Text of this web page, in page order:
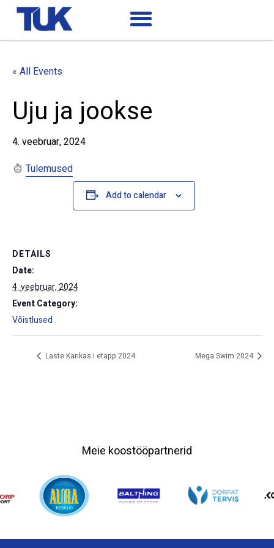
« All Events
Uju ja jookse
4. veebruar, 2024
Tulemused
Add to calendar
DETAILS
Date:
4. veebruar, 2024
Event Category:
Võistlused
Laste Karikas I etapp 2024 Mega Swim 2024
Meie koostööpartnerid